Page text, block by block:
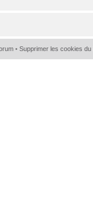
• Supprimer les cookies du